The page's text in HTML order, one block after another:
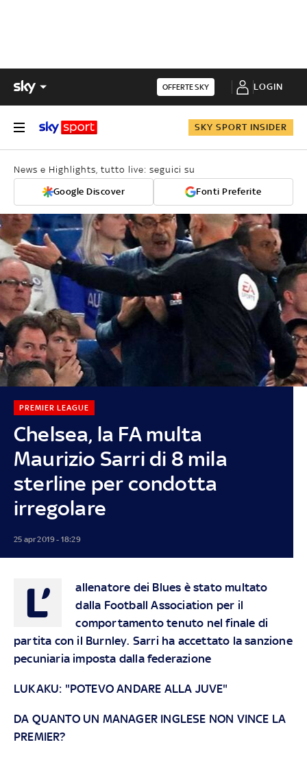
OFFERTE SKY LOGIN
SKY SPORT INSIDER
News e Highlights, tutto live: seguici su
Google Discover Fonti Preferite
Chelsea, la FA multa
Maurizio Sarri di 8 mila
sterline per condotta
irregolare
PREMIER LEAGUE
25 apr 2019 - 18:29
L’
allenatore dei Blues è stato multato
dalla Football Association per il
comportamento tenuto nel finale di
partita con il Burnley. Sarri ha accettato la sanzione
pecuniaria imposta dalla federazione
LUKAKU: "POTEVO ANDARE ALLA JUVE"
DA QUANTO UN MANAGER INGLESE NON VINCE LA
PREMIER?